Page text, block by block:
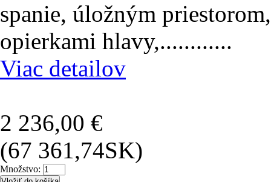
spanie, úložným
opierkami hlavy,............
Viac detailov
2 236,00 €
(67 361,74SK)
Množstvo: